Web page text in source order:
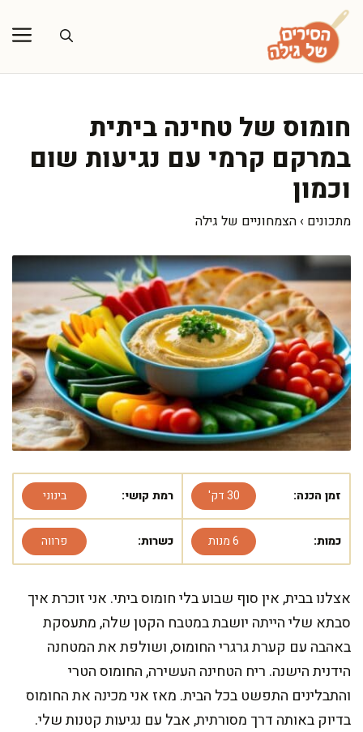
לדלג
לתוכן
חומוס של טחינה ביתית
במרקם קרמי עם נגיעות שום
וכמון
מתכונים › הצמחוניים של גילה
זמן הכנה: 30 דק' רמת קושי: בינוני
כמות: 6 מנות כשרות: פרווה
אצלנו בבית, אין סוף שבוע בלי חומוס ביתי. אני זוכרת איך
סבתא שלי הייתה יושבת במטבח הקטן שלה, מתעסקת
באהבה עם קערת גרגרי החומוס, ושולפת את המטחנה
הידנית הישנה. ריח הטחינה העשירה, החומוס הטרי
והתבלינים התפשט בכל הבית. מאז אני מכינה את החומוס
בדיוק באותה דרך מסורתית, אבל עם נגיעות קטנות שלי.